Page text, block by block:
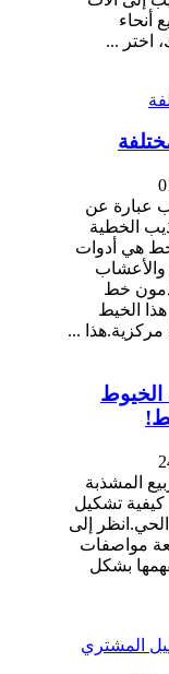
أنحاء
اختر ...
عبارة عن
الخطية
هي أدوات
خط
الخيط
...
الخيوط
المشذبة
كيفية تشكيل
إلى
مواصفات
بشكل